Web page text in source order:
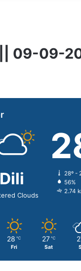
|| 09-09-
Dili
Clouds
28º -
56%
2.74
28 ℃
Fri
27 ℃
Sat